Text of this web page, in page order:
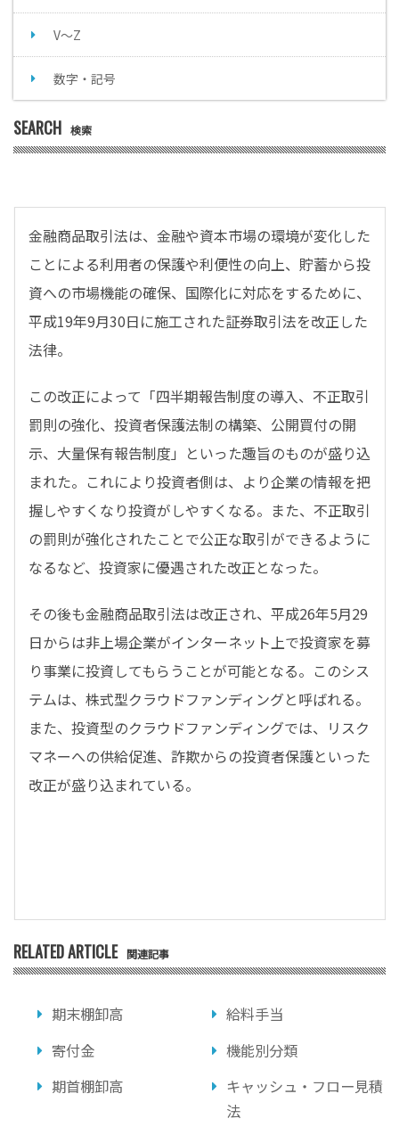
V～Z
数字・記号
SEARCH 検索
金融商品取引法は、金融や資本市場の環境が変化した
ことによる利用者の保護や利便性の向上、貯蓄から投
資への市場機能の確保、国際化に対応をするために、
平成19年9月30日に施工された証券取引法を改正した
法律。
この改正によって「四半期報告制度の導入、不正取引
罰則の強化、投資者保護法制の構築、公開買付の開
示、大量保有報告制度」といった趣旨のものが盛り込
まれた。これにより投資者側は、より企業の情報を把
握しやすくなり投資がしやすくなる。また、不正取引
の罰則が強化されたことで公正な取引ができるように
なるなど、投資家に優遇された改正となった。
その後も金融商品取引法は改正され、平成26年5月29
日からは非上場企業がインターネット上で投資家を募
り事業に投資してもらうことが可能となる。このシス
テムは、株式型クラウドファンディングと呼ばれる。
また、投資型のクラウドファンディングでは、リスク
マネーへの供給促進、詐欺からの投資者保護といった
改正が盛り込まれている。
RELATED ARTICLE 関連記事
期末棚卸高
給料手当
寄付金
機能別分類
期首棚卸高
キャッシュ・フロー見積
法